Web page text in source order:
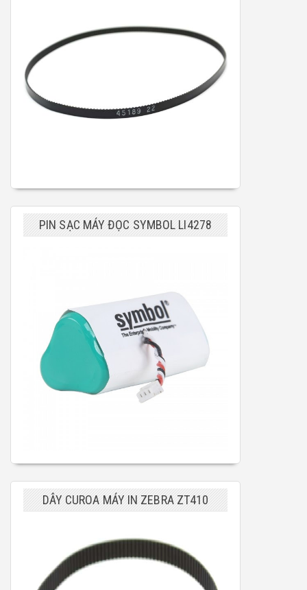
PIN SẠC MÁY ĐỌC SYMBOL LI4278
DÂY CUROA MÁY IN ZEBRA ZT410